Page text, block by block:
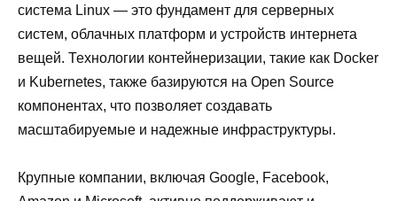
система Linux — это фундамент для серверных
систем, облачных платформ и устройств интернета
вещей. Технологии контейнеризации, такие как Docker
и Kubernetes, также базируются на Open Source
компонентах, что позволяет создавать
масштабируемые и надежные инфраструктуры.
Крупные компании, включая Google, Facebook,